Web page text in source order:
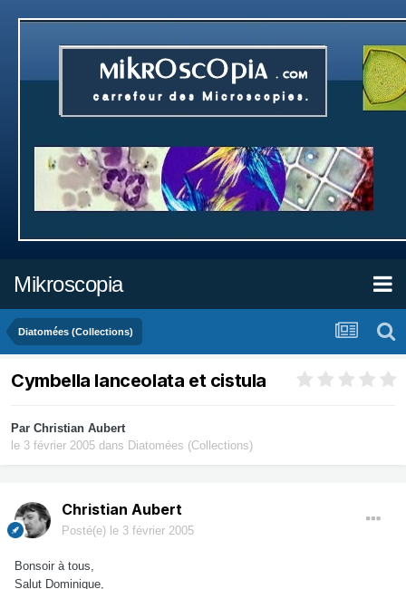
Mikroscopia
Diatomées (Collections)
Cymbella lanceolata et cistula
Par Christian Aubert
le 3 février 2005 dans Diatomées (Collections)
Christian Aubert
Posté(e) le 3 février 2005
Bonsoir à tous,
Salut Dominique,